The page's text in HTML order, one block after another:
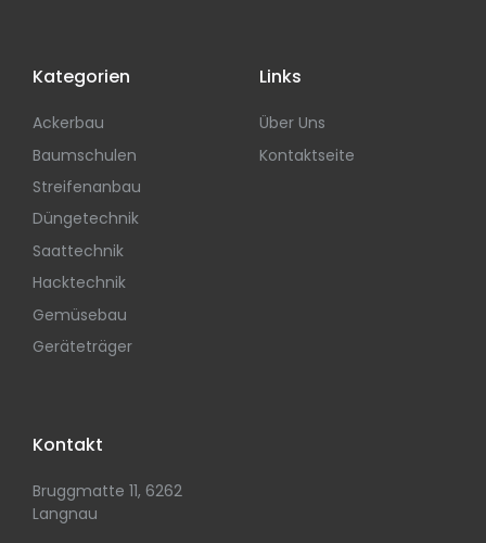
Kategorien
Ackerbau
Baumschulen
Streifenanbau
Düngetechnik
Saattechnik
Hacktechnik
Gemüsebau
Geräteträger
Links
Über Uns
Kontaktseite
Kontakt
Bruggmatte 11, 6262
Langnau